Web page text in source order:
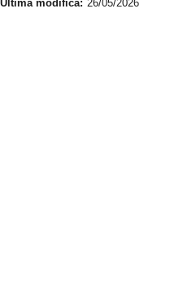
Ultima modifica
26/05/2026